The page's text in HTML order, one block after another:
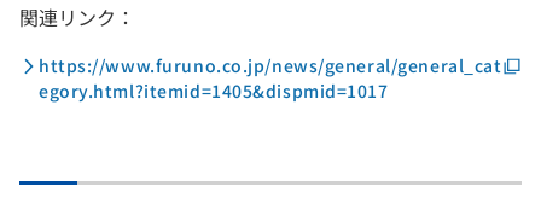
関連リンク：
https://www.furuno.co.jp/news/general/general_cat
egory.html?itemid=1405&dispmid=1017